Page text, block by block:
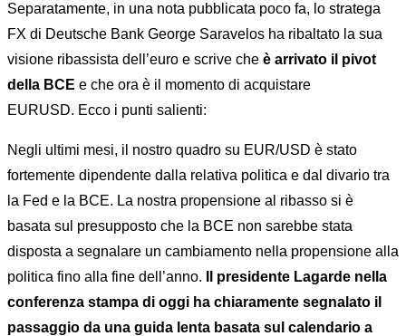
Separatamente, in una nota pubblicata poco fa, lo stratega
FX di Deutsche Bank George Saravelos ha ribaltato la sua
visione ribassista dell’euro e scrive che è arrivato il pivot
della BCE e che ora è il momento di acquistare
EURUSD. Ecco i punti salienti:
Negli ultimi mesi, il nostro quadro su EUR/USD è stato
fortemente dipendente dalla relativa politica e dal divario tra
la Fed e la BCE. La nostra propensione al ribasso si è
basata sul presupposto che la BCE non sarebbe stata
disposta a segnalare un cambiamento nella propensione alla
politica fino alla fine dell’anno.
Il presidente Lagarde nella
conferenza stampa di oggi ha chiaramente segnalato il
passaggio da una guida lenta basata sul calendario a